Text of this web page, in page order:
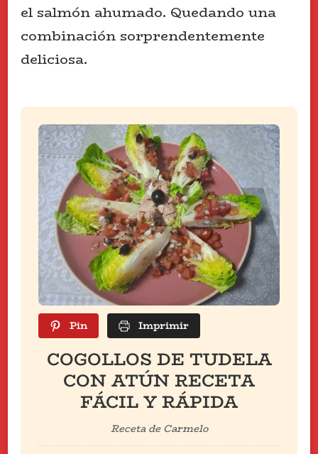
el salmón ahumado. Quedando una
combinación sorprendentemente
deliciosa.
Pin Imprimir
COGOLLOS DE TUDELA
CON ATÚN RECETA
FÁCIL Y RÁPIDA
Receta de Carmelo